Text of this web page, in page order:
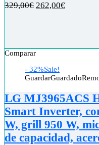
329,00€ 262,00€
Comparar
- 32%Sale!
GuardarGuardado
LG MJ3965ACS
Smart Inverter,
W, grill 950 W,
de capacidad,